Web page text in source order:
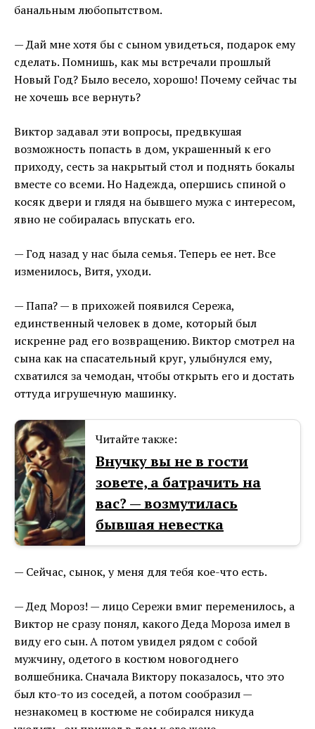
банальным любопытством.
— Дай мне хотя бы с сыном увидеться, подарок ему
сделать. Помнишь, как мы встречали прошлый
Новый Год? Было весело, хорошо! Почему сейчас ты
не хочешь все вернуть?
Виктор задавал эти вопросы, предвкушая
возможность попасть в дом, украшенный к его
приходу, сесть за накрытый стол и поднять бокалы
вместе со всеми. Но Надежда, опершись спиной о
косяк двери и глядя на бывшего мужа с интересом,
явно не собиралась впускать его.
— Год назад у нас была семья. Теперь ее нет. Все
изменилось, Витя, уходи.
— Папа? — в прихожей появился Сережа,
единственный человек в доме, который был
искренне рад его возвращению. Виктор смотрел на
сына как на спасательный круг, улыбнулся ему,
схватился за чемодан, чтобы открыть его и достать
оттуда игрушечную машинку.
Читайте также:
Внучку вы не в гости
зовете, а батрачить на
вас? — возмутилась
бывшая невестка
— Сейчас, сынок, у меня для тебя кое-что есть.
— Дед Мороз! — лицо Сережи вмиг переменилось, а
Виктор не сразу понял, какого Деда Мороза имел в
виду его сын. А потом увидел рядом с собой
мужчину, одетого в костюм новогоднего
волшебника. Сначала Виктору показалось, что это
был кто-то из соседей, а потом сообразил —
незнакомец в костюме не собирался никуда